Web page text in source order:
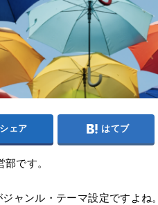
シェア はてブ
です。
ャンル・テーマ設定ですよね。